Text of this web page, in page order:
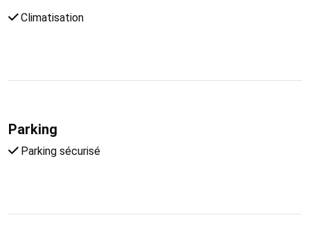
Climatisation
Parking
Parking sécurisé